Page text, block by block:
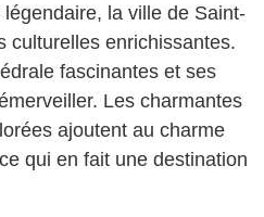
la ville de Saint-
culturelles enrichissantes.
fascinantes et ses
Les charmantes
ajoutent au charme
qui en fait une destination